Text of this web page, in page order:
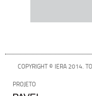
COPYRIGHT © IERA 2014.
PROJETO